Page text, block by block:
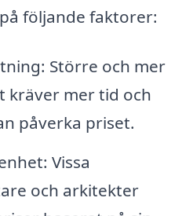
följande faktorer:
Större och mer
kräver mer tid och
påverka priset.
Vissa
och arkitekter